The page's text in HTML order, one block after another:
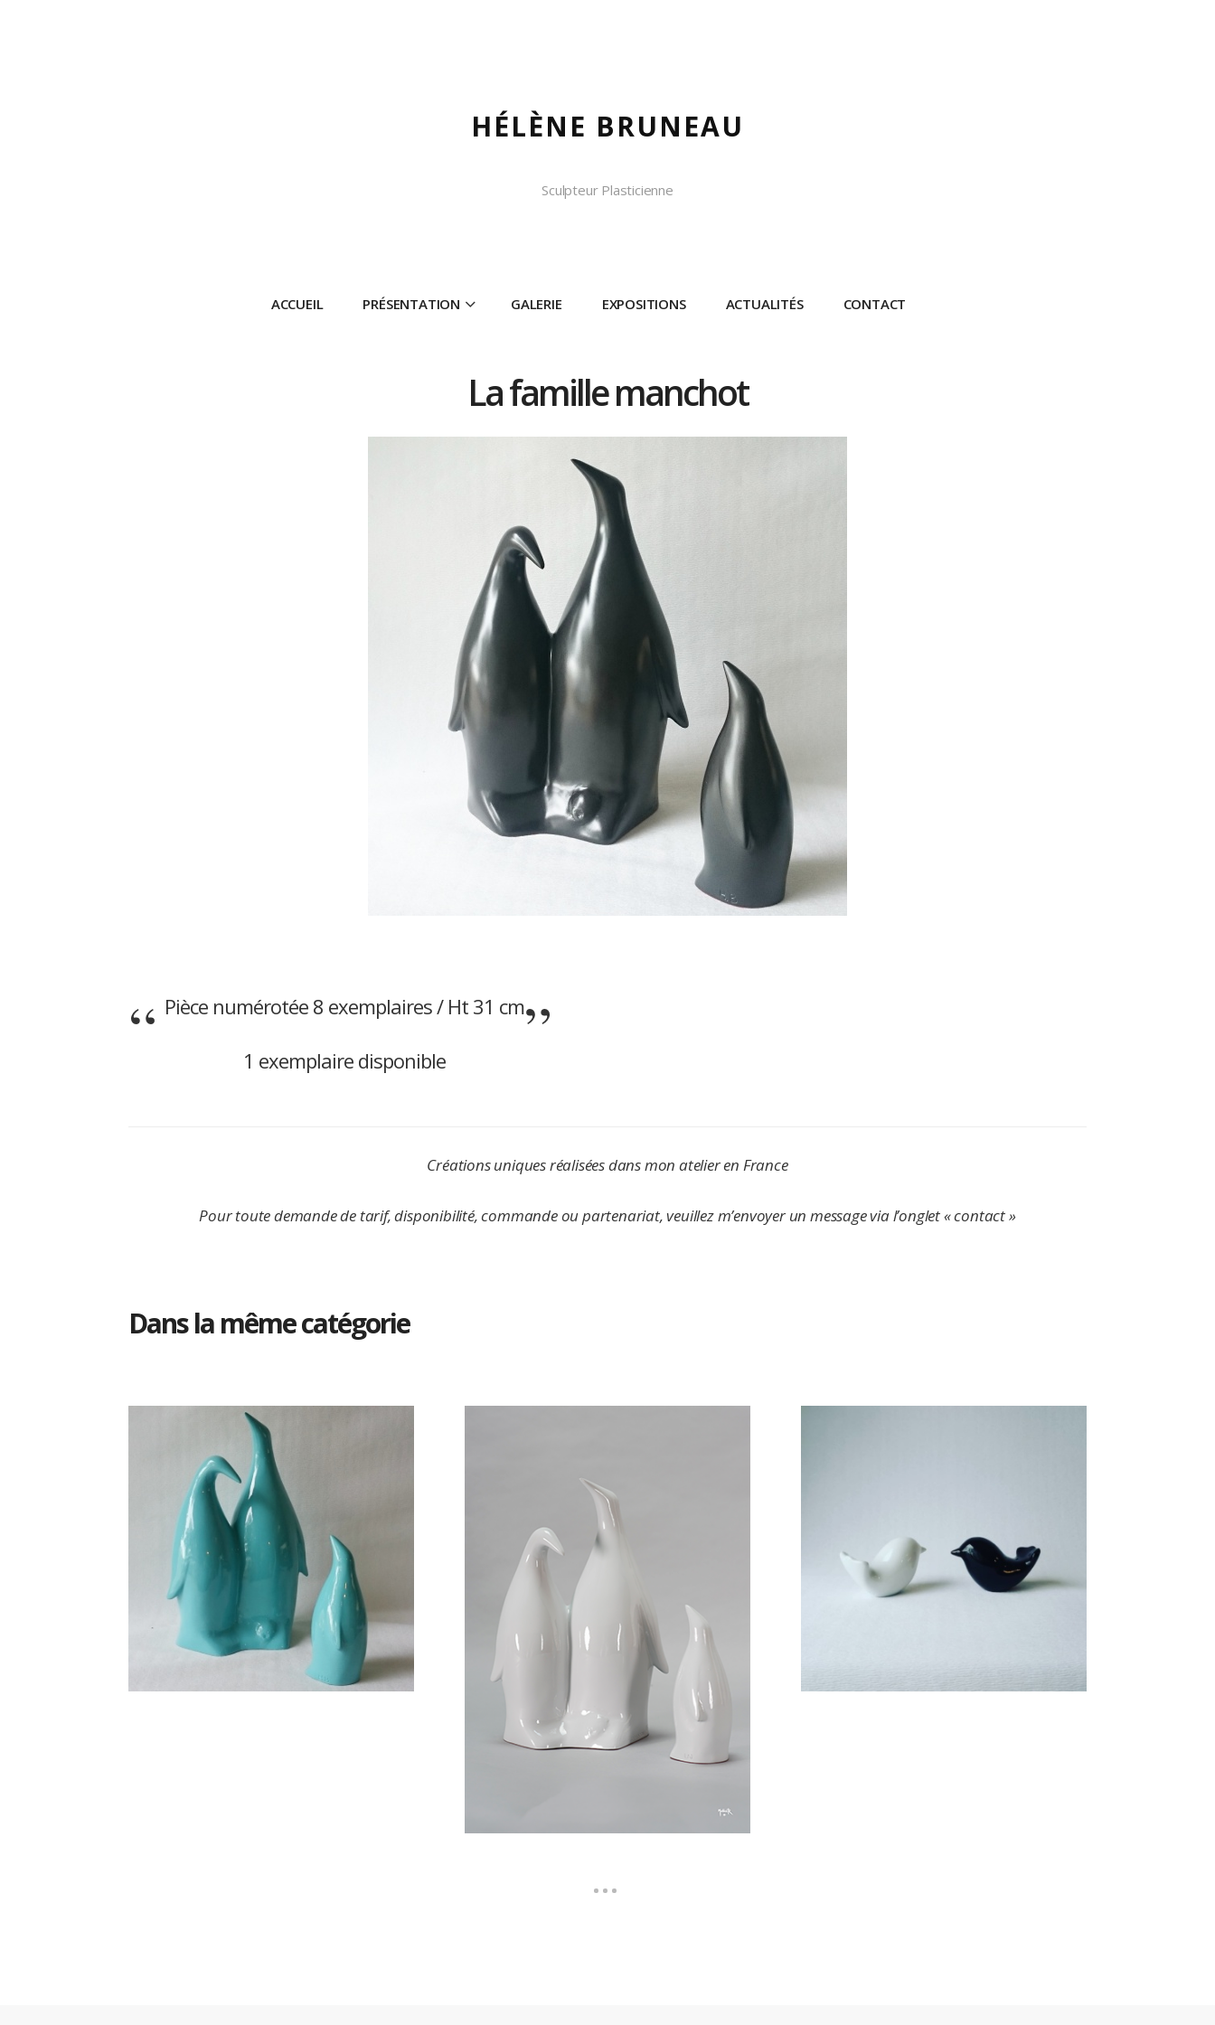
HÉLÈNE BRUNEAU
Sculpteur Plasticienne
ACCUEIL PRÉSENTATION GALERIE EXPOSITIONS ACTUALITÉS CONTACT
La famille manchot
Pièce numérotée 8 exemplaires / Ht 31 cm
1 exemplaire disponible
Créations uniques réalisées dans mon atelier en France
Pour toute demande de tarif, disponibilité, commande ou partenariat, veuillez m’envoyer un message via l’onglet « contact »
Dans la même catégorie